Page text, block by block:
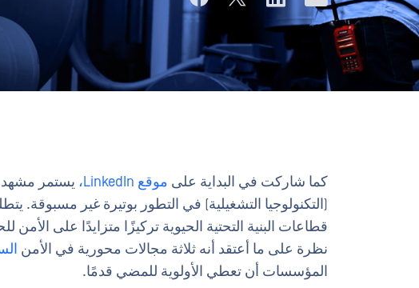
كما شاركت في البداية على موقع LinkedIn،
يستمر مشهد
(التكنولوجيا التشغيلية) في التطور بوتيرة غير مسبوقة.
قطاعات البنية التحتية الحيوية تركيزًا متزايدًا على الأمن
نظرة على ما أعتقد أنه ثلاثة مجالات محورية في الأمن
المؤسسات أن تعطي الأولوية للمضي قدمًا.